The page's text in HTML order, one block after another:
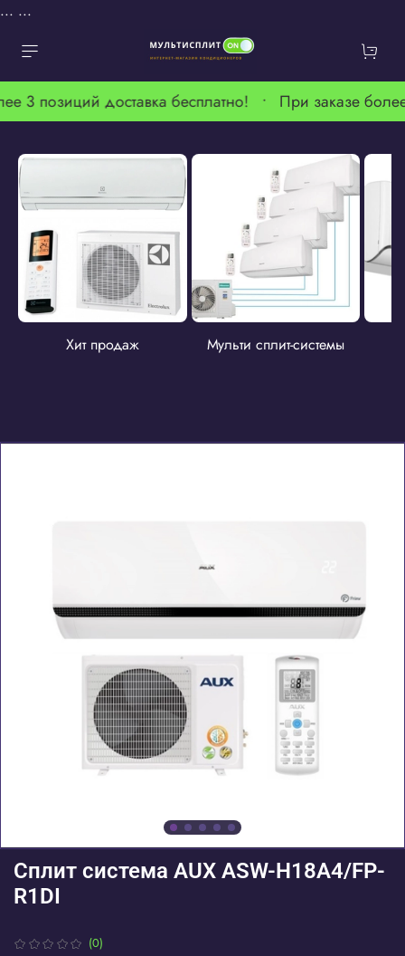
... ...
3 позиций доставка бесплатно! • При заказе
Хит продаж Мульти сплит-системы
(0)
Сплит система AUX ASW-H18A4/FP-
R1DI